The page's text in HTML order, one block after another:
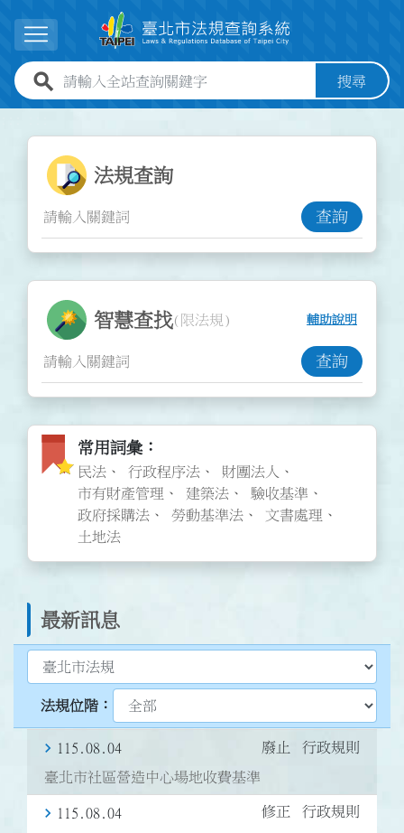
展開選單
全站查詢關鍵字欄位 搜尋
法規查詢功能
法規查詢
查詢
智慧查找功能
智慧查找(限法規) 輔助說明
查詢
常用詞彙圖標
常用詞彙
民法 行政程序法
財團法人
市有財產管理
建築法
驗收基準
政府採購法
勞動基準法
文書處理
土地法
最新訊息
選擇最新訊息類型
選擇臺北法規位階
115.08.04 廢止 行政規則
臺北市社區營造中心場地收費基準
115.08.04 修正 行政規則